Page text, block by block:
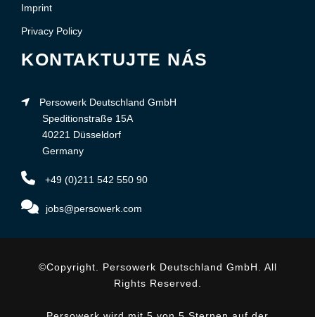
Imprint
Privacy Policy
KONTAKTUJTE NÁS
Persowerk Deutschland GmbH
Speditionstraße 15A
40221 Düsseldorf
Germany
+49 (0)211 542 550 90
jobs@persowerk.com
©Copyright. Persowerk Deutschland GmbH. All
Rights Reserved.